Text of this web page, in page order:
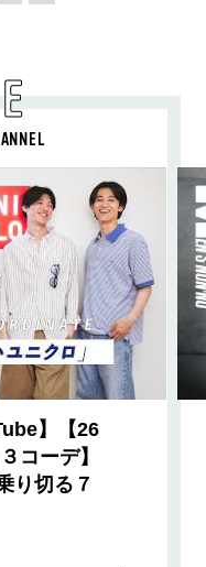
】【26
コーデ】
り切る７